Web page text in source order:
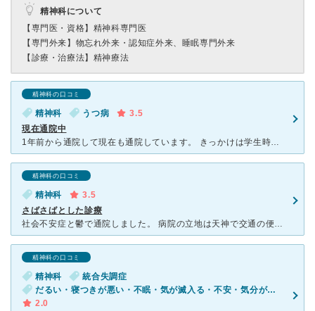
精神科について
【専門医・資格】 精神科専門医
【専門外来】 物忘れ外来・認知症外来、睡眠専門外来
【診療・治療法】 精神療法
精神科の口コミ
精神科 うつ病
3.5
現在通院中
1年前から通院して現在も通院しています。 きっかけは学生時代実習前日に体が動かなくなり学校のことを考えるだけで涙が止まらなくなったためおかしいと思い精神科を探しこちらの病院に決めました。最初の診察時
精神科の口コミ
精神科
3.5
さばさばとした診療
社会不安症と鬱で通院しました。 病院の立地は天神で交通の便が良く、院内も綺麗で入りやすい雰囲気です。 まず体重測定、血圧を測り、数ヶ月に1度血液検査もあります。看護婦さんは優しくて親しみが持てまし
精神科の口コミ
精神科
統合失調症
だるい・寝つきが悪い・不眠・気が滅入る・不安・気分が異常に高揚している
2.0